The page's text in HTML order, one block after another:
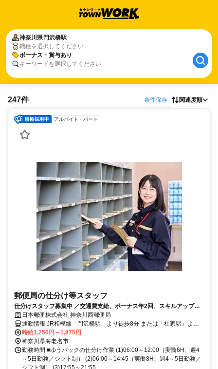
神奈川県 門沢橋駅
職種を選択してください
ボーナス・賞与あり
キーワードを選択してください
247件 条件保存 関連度順
アルバイト・パート
郵便局の仕分け等スタッフ
仕分けスタッフ募集中 ／交通費支給、ボーナス年2回、スキルアップに
よる昇給制度、有給休暇（勤続年数に応じて最高20日）など待遇充実。
未経験者も大歓迎です
日本郵便株式会社 神奈川西郵便局
通勤情報 JR相模線「門沢橋駅」より徒歩8分 または「社家駅」より
徒歩15分
時給1,250円～1,875円
神奈川県海老名市
勤務時間 ■ゆうパックの仕分け作業 (1)06:00～12:00（実働6H、週4
～5日勤務／シフト制） (2)06:00～14:45（実働8H、週4～5日勤務／
シフト制） (3)17:55～21:55...